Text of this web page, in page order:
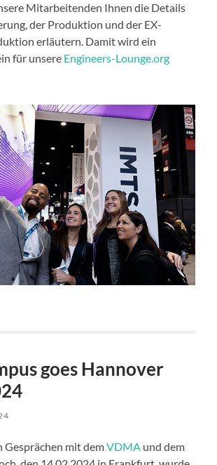
Mitarbeitenden Ihnen die Details
der Produktion und der EX-
erläutern. Damit wird ein
für unsere Engineers-Lounge.org
goes Hannover
Gesprächen mit demVDMA und dem